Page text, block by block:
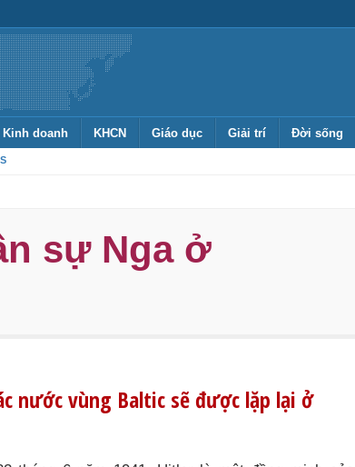
Kinh doanh KHCN Giáo dục Giải trí Đời sống
sự Nga ở
nước vùng Baltic sẽ được lặp lại ở